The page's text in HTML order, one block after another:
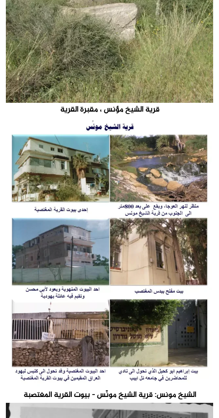
قرية الشيخ مؤنس ، مقبرة القرية
الشيخ مونس: قرية الشيخ مونّس - بيوت القرية المغتصبة